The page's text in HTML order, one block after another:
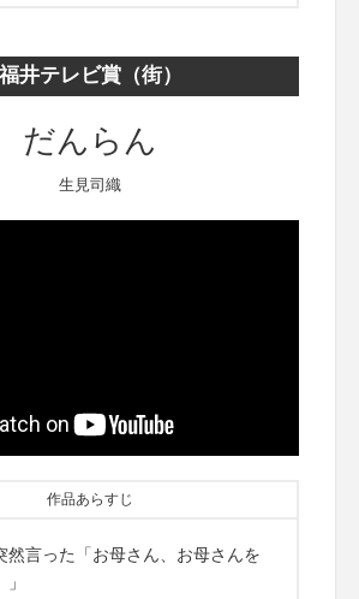
福井テレビ賞（街）
だんらん
生見司織
作品あらすじ
然言った「お母さん、お母さんを